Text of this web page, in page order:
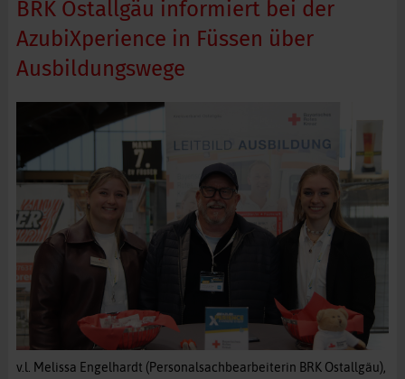
BRK Ostallgäu informiert bei der
AzubiXperience in Füssen über
Ausbildungswege
v.l. Melissa Engelhardt (Personalsachbearbeiterin BRK Ostallgäu),